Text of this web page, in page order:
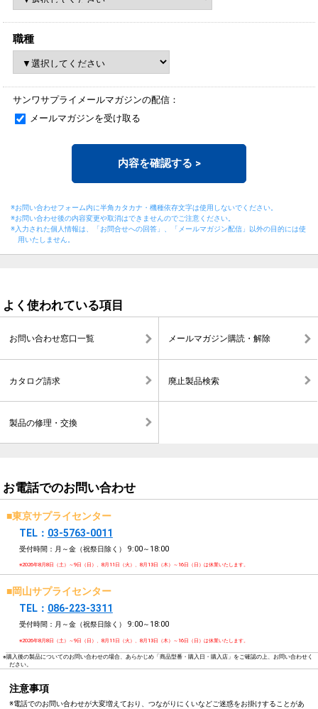
職種
サンワサプライメールマガジンの配信：
メールマガジンを受け取る
内容を確認する >
※お問い合わせフォーム内に半角カタカナ・機種依存文字は使用しないでください。
※お問い合わせ後の内容変更や取消はできませんのでご注意ください。
※入力された個人情報は、「お問合せへの回答」、「メールマガジン配信」以外の目的には使
用いたしません。
よく使われている項目
お問い合わせ窓口一覧 メールマガジン購読・解除
カタログ請求 廃止製品検索
製品の修理・交換
お電話でのお問い合わせ
■東京サプライセンター
TEL： 03-5763-0011
受付時間：月～金（祝祭日除く） 9:00～18:00
※2026年8月8日（土）～9日（日）、8月11日（火）、8月13日（木）～16日（日）は休業いたします。
■岡山サプライセンター
TEL： 086-223-3311
受付時間：月～金（祝祭日除く） 9:00～18:00
※2026年8月8日（土）～9日（日）、8月11日（火）、8月13日（木）～16日（日）は休業いたします。
※購入後の製品についてのお問い合わせの場合、あらかじめ「商品型番・購入日・購入店」をご確認の上、お問い合わせく
ださい。
注意事項
※電話でのお問い合わせが大変増えており、つながりにくいなどご迷惑をお掛けすることがあ